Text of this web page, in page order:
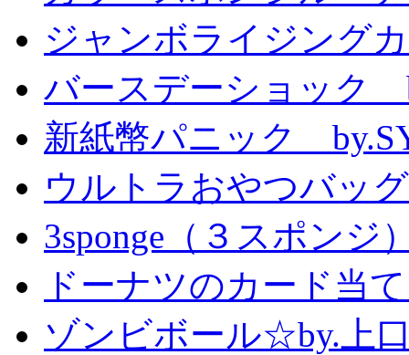
ジャンボライジング
バースデーショック
新紙幣パニック
ウルトラおやつバッ
3sponge（３スポン
ドーナツのカード当
ゾンビボール☆by.上